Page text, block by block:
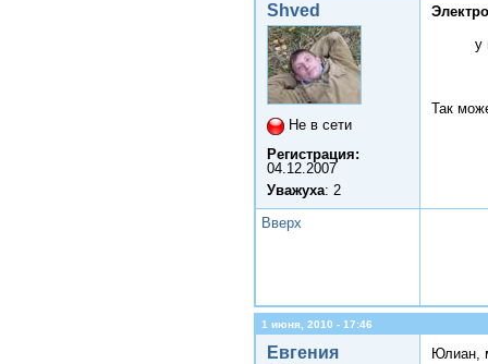
Shved
Не в сети
Регистрация:
04.12.2007
Уважуха: 2
у
Так
Вверх
1 июня, 2010 - 17:46
Евгения Юлиан,